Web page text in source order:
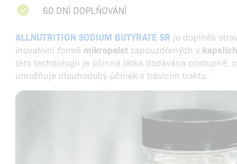
60 DNÍ DOPLŇOVÁNÍ
ALLNUTRITION SODIUM BUTYRATE SR je doplněk
inovativní formě mikropelet zapouzdřených v
této technologii je účinná látka dodávána postupně,
umožňuje dlouhodobý účinek v trávicím traktu.